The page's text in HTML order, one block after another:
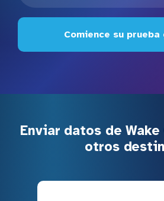
Comience su
Enviar datos de
otros